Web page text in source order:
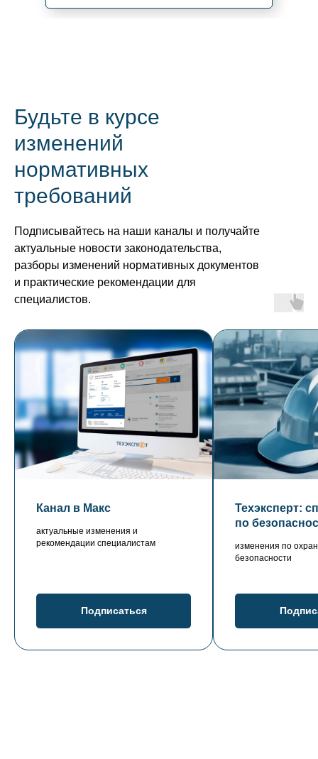
Будьте в курсе
изменений
нормативных
требований
Подписывайтесь на наши каналы и получайте
актуальные новости законодательства,
разборы изменений нормативных документов
и практические рекомендации для
специалистов.
Канал в Макс
актуальные изменения и
рекомендации специалистам
Подписаться
Техэксперт:
по
изменения по
безопасности